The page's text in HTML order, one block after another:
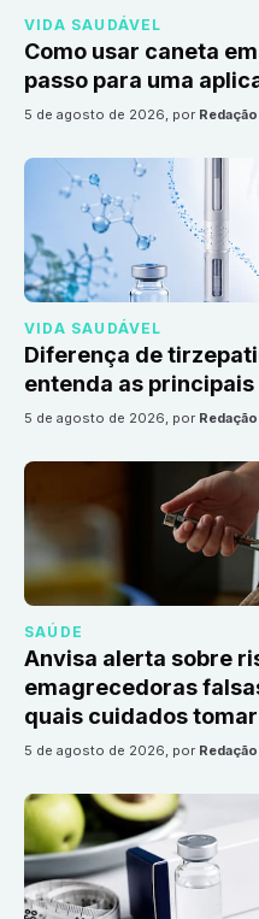
VIDA SAUDÁVEL
Como usar caneta
passo para uma
5 de agosto de 2026, por
VIDA SAUDÁVEL
Diferença de
entenda as
5 de agosto de 2026, por
SAÚDE
Anvisa alerta sobre
emagrecedoras
quais cuidados tomar
5 de agosto de 2026, por